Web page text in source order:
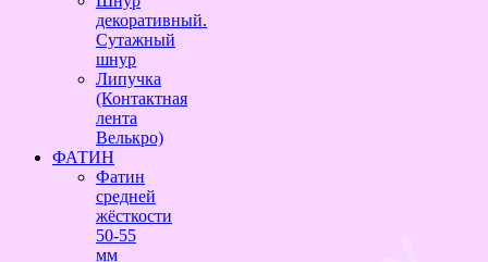
декоративный.
Сутажный
шнур
Липучка
(Контактная
лента
Велькро)
ФАТИН
Фатин
средней
жёсткости
50-55
мм